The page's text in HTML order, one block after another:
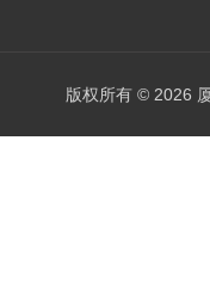
版权所有 © 2026